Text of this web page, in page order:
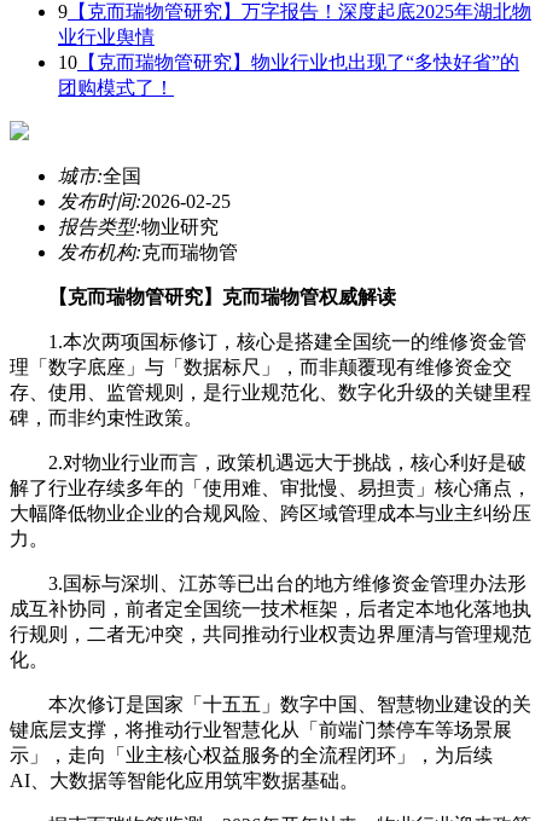
9 【克而瑞物管研究】万字报告！深度起底2025年湖北物
业行业舆情
10 【克而瑞物管研究】物业行业也出现了“多快好省”的
团购模式了！
城市:全国
发布时间:2026-02-25
报告类型:物业研究
发布机构:克而瑞物管
【克而瑞物管研究】克而瑞物管权威解读
1.本次两项国标修订，核心是搭建全国统一的维修资金管
理「数字底座」与「数据标尺」，而非颠覆现有维修资金交
存、使用、监管规则，是行业规范化、数字化升级的关键里程
碑，而非约束性政策。
2.对物业行业而言，政策机遇远大于挑战，核心利好是破
解了行业存续多年的「使用难、审批慢、易担责」核心痛点，
大幅降低物业企业的合规风险、跨区域管理成本与业主纠纷压
力。
3.国标与深圳、江苏等已出台的地方维修资金管理办法形
成互补协同，前者定全国统一技术框架，后者定本地化落地执
行规则，二者无冲突，共同推动行业权责边界厘清与管理规范
化。
本次修订是国家「十五五」数字中国、智慧物业建设的关
键底层支撑，将推动行业智慧化从「前端门禁停车等场景展
示」，走向「业主核心权益服务的全流程闭环」，为后续
AI、大数据等智能化应用筑牢数据基础。